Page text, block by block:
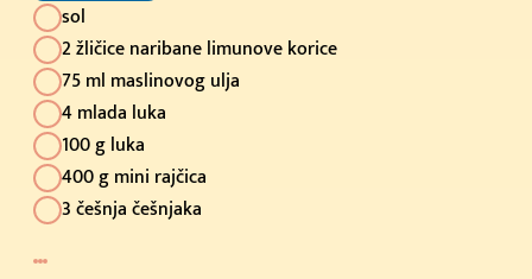
sol
2 žličice naribane limunove korice
75 ml maslinovog ulja
4 mlada luka
100 g luka
400 g mini rajčica
3 češnja češnjaka